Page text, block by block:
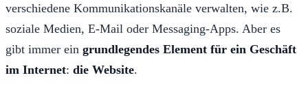
verschiedene Kommunikationskanäle verwalten, wie z.B.
soziale Medien, E-Mail oder Messaging-Apps. Aber es
gibt immer ein grundlegendes Element für ein Geschäft
im Internet: die Website.